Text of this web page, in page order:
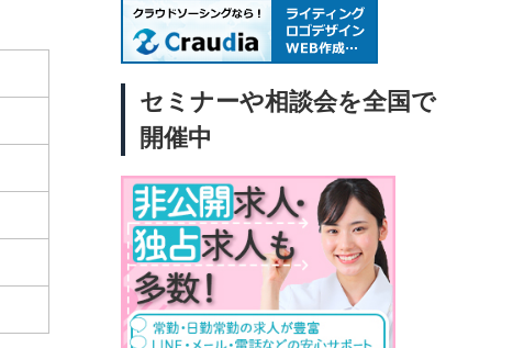
セミナーや相談会を全国で
開催中